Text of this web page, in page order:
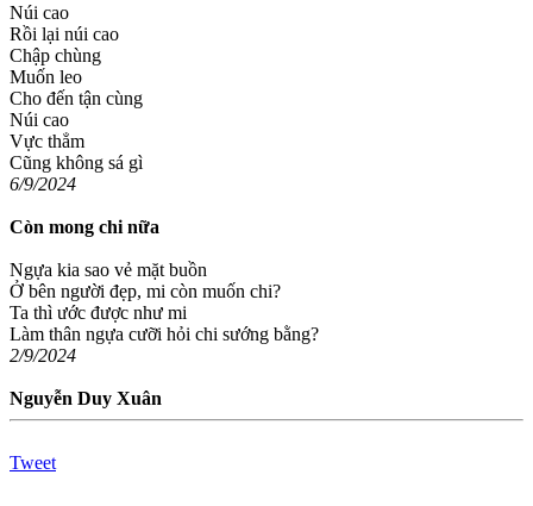
Núi cao
Rồi lại núi cao
Chập chùng
Muốn leo
Cho đến tận cùng
Núi cao
Vực thẳm
Cũng không sá gì
6/9/2024
Còn mong chi nữa
Ngựa kia sao vẻ mặt buồn
Ở bên người đẹp, mi còn muốn chi?
Ta thì ước được như mi
Làm thân ngựa cưỡi hỏi chi sướng bằng?
2/9/2024
Nguyễn Duy Xuân
Tweet